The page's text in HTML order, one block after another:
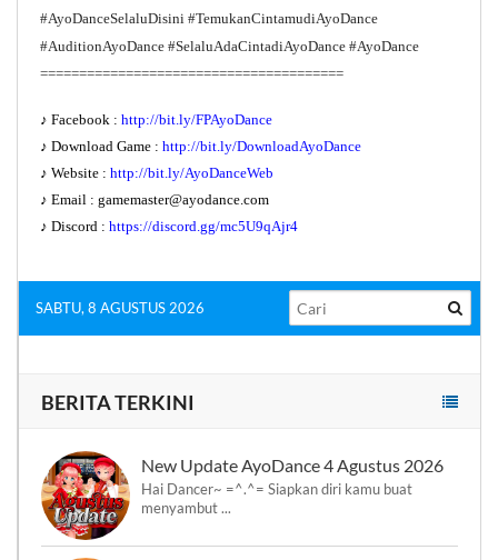
#AyoDanceSelaluDisini #TemukanCintamudiAyoDance
#AuditionAyoDance #SelaluAdaCintadiAyoDance #AyoDance
=======================================
♪ Facebook : http://bit.ly/FPAyoDance
♪ Download Game : http://bit.ly/DownloadAyoDance
♪ Website : http://bit.ly/AyoDanceWeb
♪ Email : gamemaster@ayodance.com
♪ Discord : https://discord.gg/mc5U9qAjr4
SABTU, 8 AGUSTUS 2026
BERITA TERKINI
New Update AyoDance 4 Agustus 2026
Hai Dancer~ =^.^= Siapkan diri kamu buat
menyambut ...